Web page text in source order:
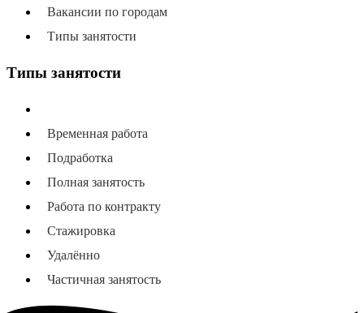
Вакансии по городам
Типы занятости
Типы занятости
Временная работа
Подработка
Полная занятость
Работа по контракту
Стажировка
Удалённо
Частичная занятость